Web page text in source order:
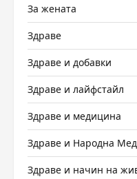
За жената
Здраве
Здраве и добавки
Здраве и лайфстайл
Здраве и медицина
Здраве и Народна
Здраве и начин на